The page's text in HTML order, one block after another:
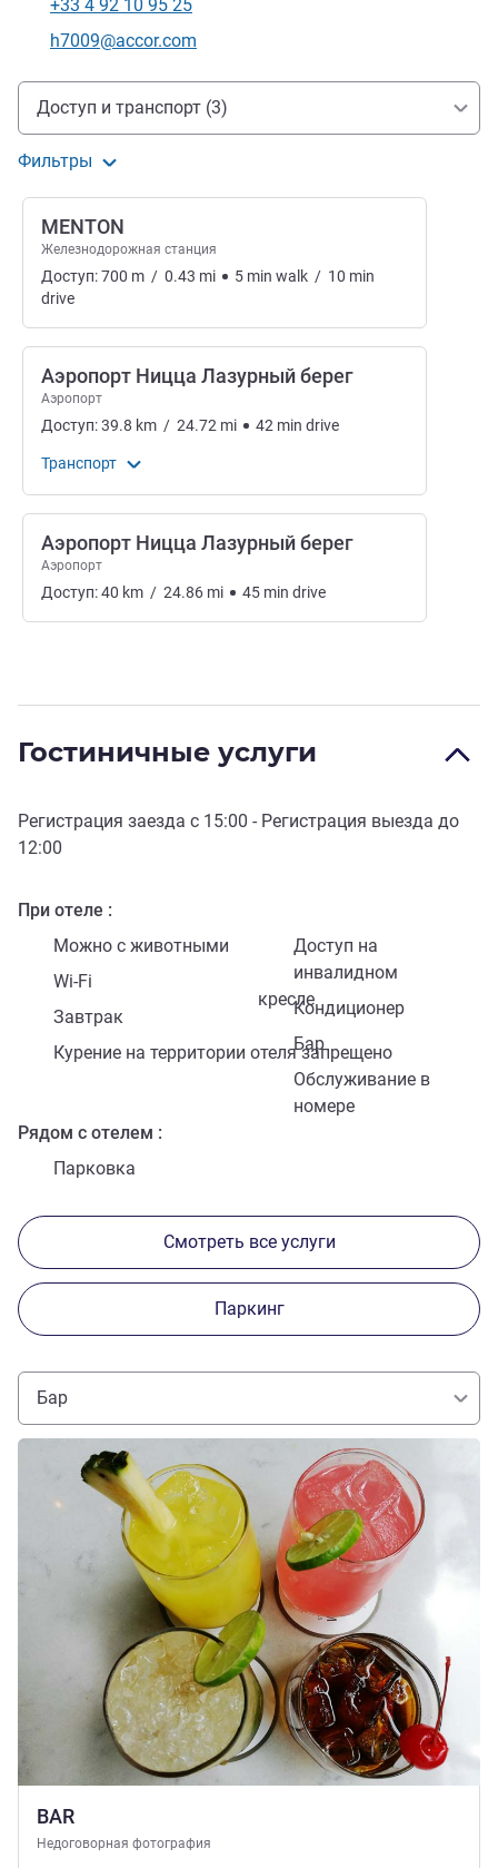
Телефон
+33 4 92 10 95 25
Контактный адрес электронной почты
h7009@accor.com
Доступ и транспорт
Доступ и транспорт (3)
Фильтры
MENTON
Железнодорожная станция
Доступ:700 m / 0.43 mi 5 min walk / 10 min
drive
Аэропорт Ницца Лазурный берег
Аэропорт
Доступ:39.8 km / 24.72 mi 42 min drive
Транспорт
Аэропорт Ницца Лазурный берег
Аэропорт
Доступ:40 km / 24.86 mi 45 min drive
Гостиничные услуги
Регистрация заезда с 15:00 - Регистрация выезда до
12:00
При отеле
Можно с животными
Доступ на
инвалидном
кресле
Wi-Fi
Кондиционер
Завтрак
Бар
Курение на территории отеля запрещено
Обслуживание в
номере
Рядом с отелем
Парковка
Смотреть все услуги
Паркинг
Бар
BAR
Недоговорная фотография
Подробная информация